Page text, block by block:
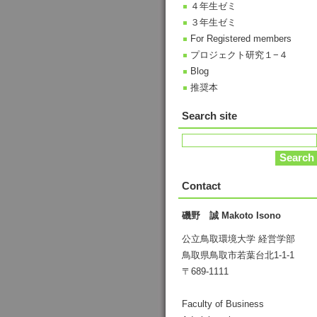
４年生ゼミ
３年生ゼミ
For Registered members
プロジェクト研究１−４
Blog
推奨本
Search site
Contact
磯野 誠 Makoto Isono
公立鳥取環境大学 経営学部
鳥取県鳥取市若葉台北1-1-1
〒689-1111
Faculty of Business